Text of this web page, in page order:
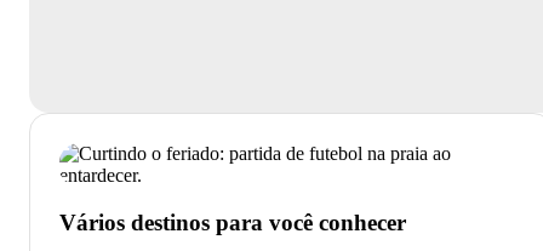
Vários destinos para você conhecer